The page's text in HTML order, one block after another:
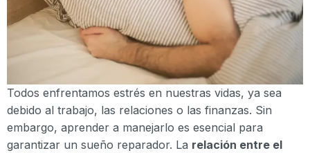
Todos enfrentamos estrés en nuestras vidas, ya sea
debido al trabajo, las relaciones o las finanzas. Sin
embargo, aprender a manejarlo es esencial para
garantizar un sueño reparador. La relación entre el